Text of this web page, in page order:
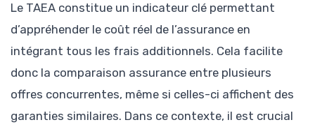
Le TAEA constitue un indicateur clé permettant
d’appréhender le coût réel de l’assurance en
intégrant tous les frais additionnels. Cela facilite
donc la comparaison assurance entre plusieurs
offres concurrentes, même si celles-ci affichent des
garanties similaires. Dans ce contexte, il est crucial